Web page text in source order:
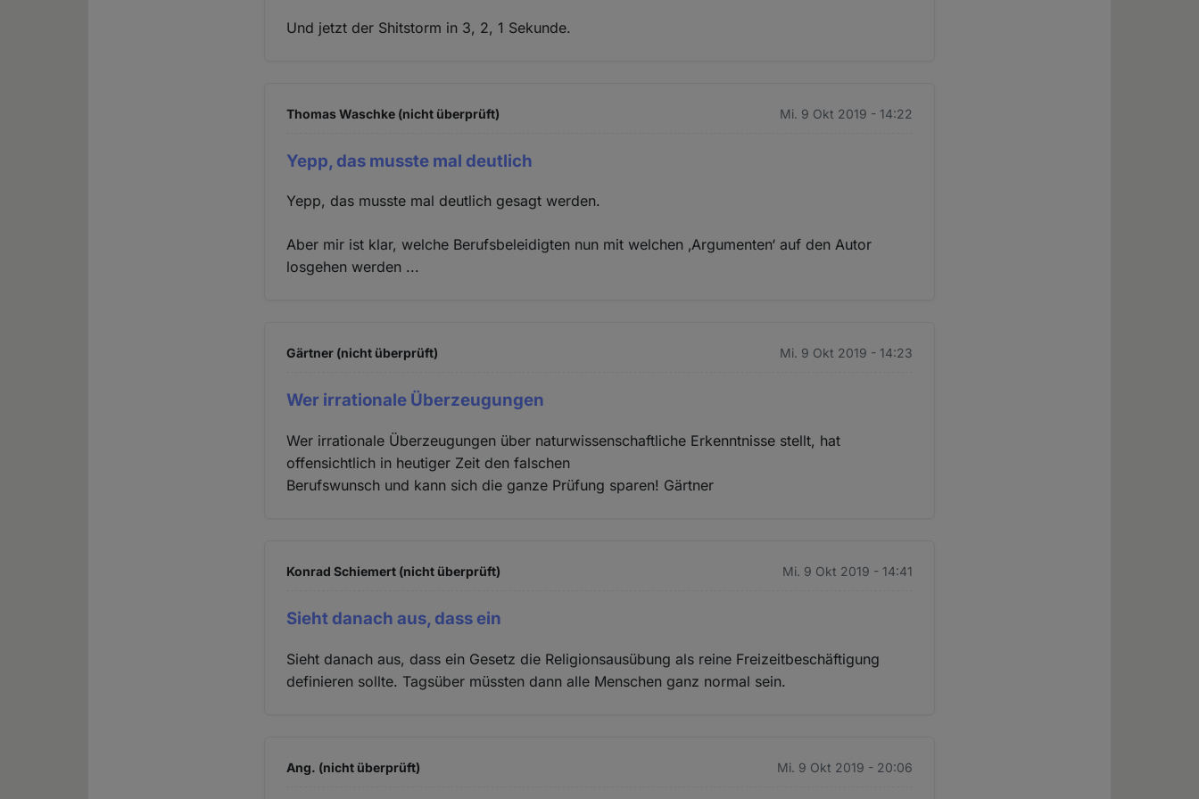
Und jetzt der Shitstorm in 3, 2, 1 Sekunde.
Thomas Waschke (nicht überprüft) Mi. 9 Okt 2019 - 14:22
Yepp, das musste mal deutlich
Yepp, das musste mal deutlich gesagt werden.
Aber mir ist klar, welche Berufsbeleidigten nun mit welchen ‚Argumenten‘ auf den Autor
losgehen werden ...
Gärtner (nicht überprüft) Mi. 9 Okt 2019 - 14:23
Wer irrationale Überzeugungen
Wer irrationale Überzeugungen über naturwissenschaftliche Erkenntnisse stellt, hat
offensichtlich in heutiger Zeit den falschen
Berufswunsch und kann sich die ganze Prüfung sparen! Gärtner
Konrad Schiemert (nicht überprüft) Mi. 9 Okt 2019 - 14:41
Sieht danach aus, dass ein
Sieht danach aus, dass ein Gesetz die Religionsausübung als reine Freizeitbeschäftigung
definieren sollte. Tagsüber müssten dann alle Menschen ganz normal sein.
Ang. (nicht überprüft) Mi. 9 Okt 2019 - 20:06